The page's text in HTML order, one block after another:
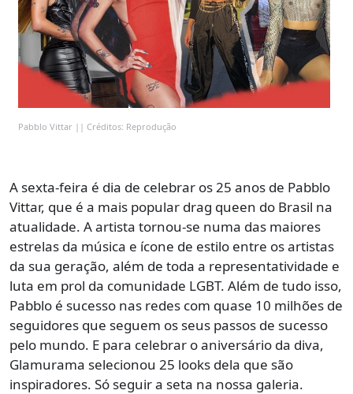
Pabblo Vittar || Créditos: Reprodução
A sexta-feira é dia de celebrar os 25 anos de Pabblo
Vittar, que é a mais popular drag queen do Brasil na
atualidade. A artista tornou-se numa das maiores
estrelas da música e ícone de estilo entre os artistas
da sua geração, além de toda a representatividade e
luta em prol da comunidade LGBT. Além de tudo isso,
Pabblo é sucesso nas redes com quase 10 milhões de
seguidores que seguem os seus passos de sucesso
pelo mundo. E para celebrar o aniversário da diva,
Glamurama selecionou 25 looks dela que são
inspiradores. Só seguir a seta na nossa galeria.